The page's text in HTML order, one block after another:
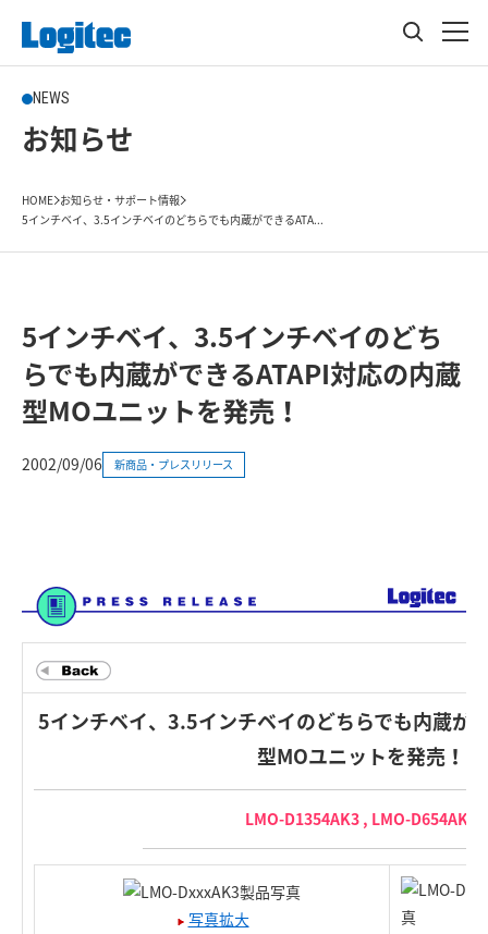
NEWS
お知らせ
HOME お知らせ・サポート情報
5インチベイ、3.5インチベイのどちらでも内蔵ができるATA...
5インチベイ、3.5インチベイのどち
らでも内蔵ができるATAPI対応の内蔵
型MOユニットを発売！
2002/09/06 新商品・プレスリリース
5インチベイ、3.5インチベイのどちらでも内蔵が
型MOユニットを発売！
LMO-D1354AK3 , LMO-D654AK3
写真拡大